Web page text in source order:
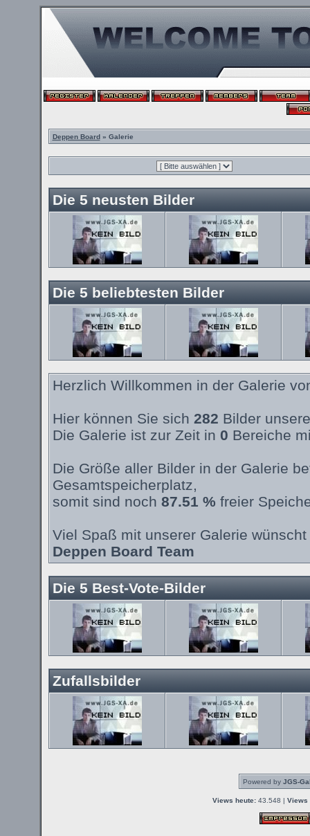
Deppen Board» Galerie
Die 5 neusten Bilder
Die 5 beliebtesten Bilder
Herzlich Willkommen in der Galerie
Hier können Sie sich 282 Bilder
Die Galerie ist zur Zeit in 0 Bereiche
Die Größe aller Bilder in der Galerie
Gesamtspeicherplatz,
somit sind noch 87.51 % freier
Viel Spaß mit unserer Galerie
Deppen Board Team
Die 5 Best-Vote-Bilder
Zufallsbilder
Powered by JGS-
Views heute: 43.548 | Views